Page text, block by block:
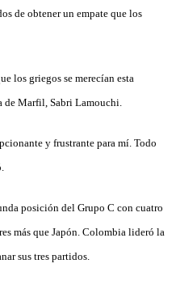
de obtener un empate que los
los griegos se merecían esta
de Marfil, Sabri Lamouchi.
y frustrante para mí. Todo
posición del Grupo C con cuatro
más que Japón. Colombia lideró la
sus tres partidos.